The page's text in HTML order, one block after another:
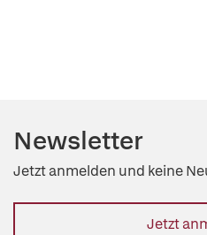
Newsletter
Jetzt anmelden und keine
Jetzt